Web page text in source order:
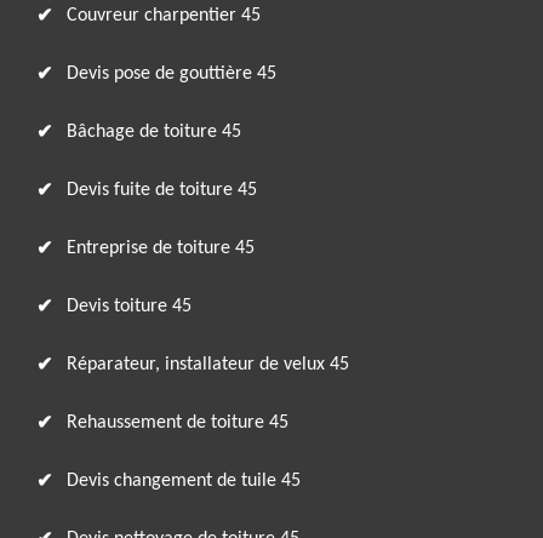
Couvreur charpentier 45
Devis pose de gouttière 45
Bâchage de toiture 45
Devis fuite de toiture 45
Entreprise de toiture 45
Devis toiture 45
Réparateur, installateur de velux 45
Rehaussement de toiture 45
Devis changement de tuile 45